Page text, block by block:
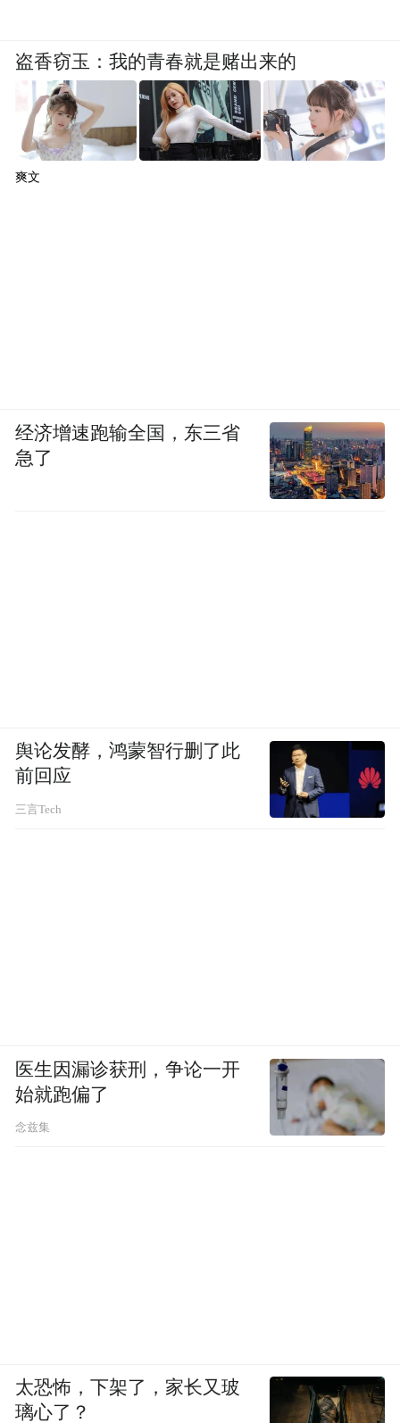
盗香窃玉：我的青春就是赌出来的
爽文
经济增速跑输全国，东三省
急了
舆论发酵，鸿蒙智行删了此
前回应
三言Tech
医生因漏诊获刑，争论一开
始就跑偏了
念兹集
太恐怖，下架了，家长又玻
璃心了？